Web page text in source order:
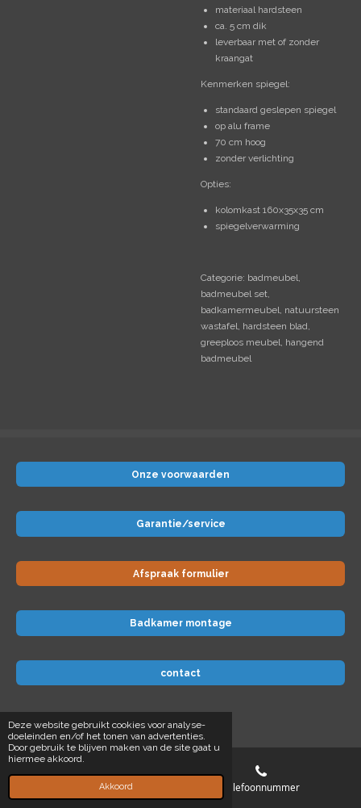
Deze website gebruikt cookies voor analyse-
doeleinden en/of het tonen van advertenties.
Door gebruik te blijven maken van de site gaat u
hiermee akkoord.
Akkoord
materiaal hardsteen
ca. 5 cm dik
leverbaar met of zonder
kraangat
Kenmerken spiegel:
standaard geslepen spiegel
op alu frame
70 cm hoog
zonder verlichting
Opties:
kolomkast 160x35x35 cm
spiegelverwarming
Categorie: badmeubel,
badmeubel set,
badkamermeubel, natuursteen
wastafel, hardsteen blad,
greeploos meubel, hangend
badmeubel
Onze voorwaarden
Garantie/service
Afspraak formulier
Badkamer montage
contact
E-mailadres Telefoonnummer